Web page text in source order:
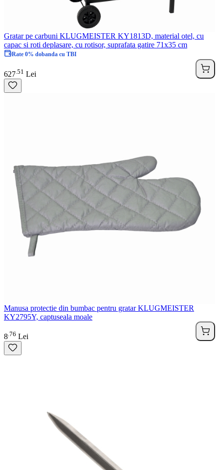
Gratar pe carbuni KLUGMEISTER KY1813D, material otel, cu
capac si roti deplasare, cu rotisor, suprafata gatire 71x35 cm
Rate 0% dobanda cu TBI
627 51 Lei
Manusa protectie din bumbac pentru gratar KLUGMEISTER
KY2795Y, captuseala moale
8 76 Lei